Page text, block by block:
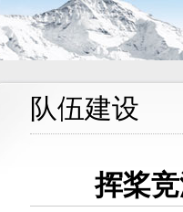
队伍建设
挥桨